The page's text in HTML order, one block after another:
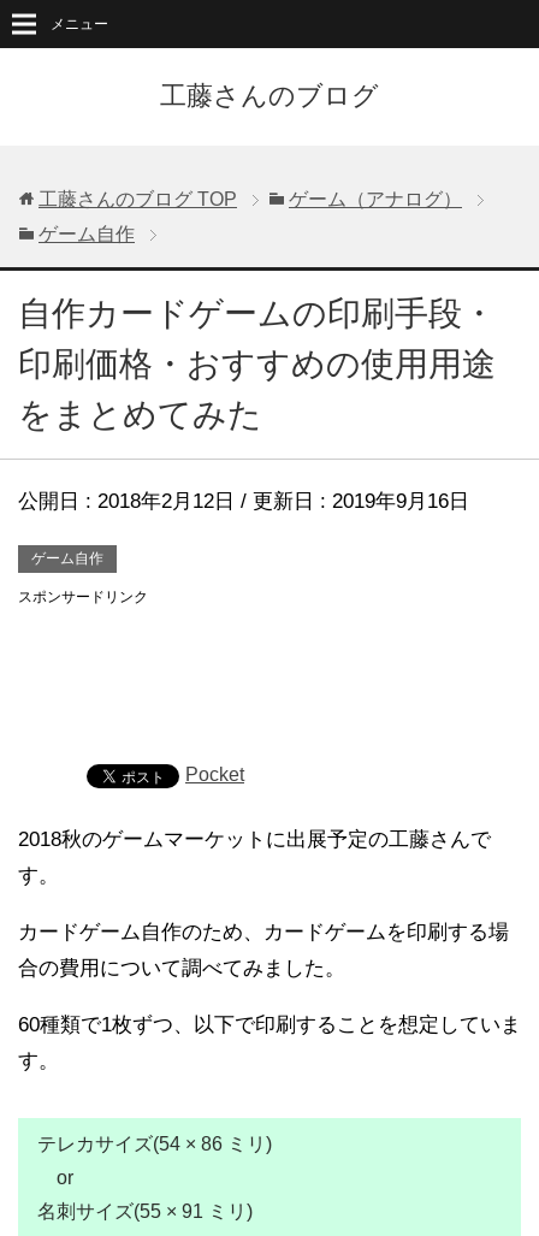
工藤さんのブログ
メニュー
工藤さんのブログ TOP
ゲーム（アナログ）
ゲーム自作
自作カードゲームの印刷手段・
印刷価格・おすすめの使用用途
をまとめてみた
公開日 : 2018年2月12日 / 更新日 : 2019年9月16日
ゲーム自作
スポンサードリンク
Pocket
2018秋のゲームマーケットに出展予定の工藤さんで
す。
カードゲーム自作のため、カードゲームを印刷する場
合の費用について調べてみました。
60種類で1枚ずつ、以下で印刷することを想定していま
す。
テレカサイズ(54 × 86 ミリ)
or
名刺サイズ(55 × 91 ミリ)